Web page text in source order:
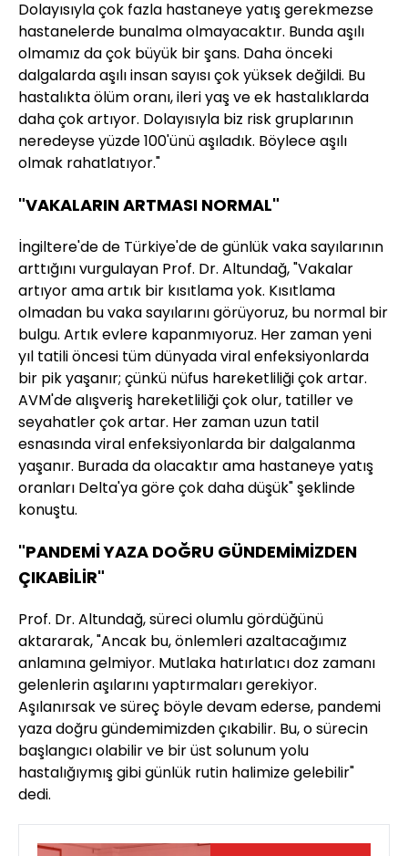
Dolayısıyla çok fazla hastaneye yatış gerekmezse
hastanelerde bunalma olmayacaktır. Bunda aşılı
olmamız da çok büyük bir şans. Daha önceki
dalgalarda aşılı insan sayısı çok yüksek değildi. Bu
hastalıkta ölüm oranı, ileri yaş ve ek hastalıklarda
daha çok artıyor. Dolayısıyla biz risk gruplarının
neredeyse yüzde 100'ünü aşıladık. Böylece aşılı
olmak rahatlatıyor."
"VAKALARIN ARTMASI NORMAL"
İngiltere'de de Türkiye'de de günlük vaka sayılarının
arttığını vurgulayan Prof. Dr. Altundağ, "Vakalar
artıyor ama artık bir kısıtlama yok. Kısıtlama
olmadan bu vaka sayılarını görüyoruz, bu normal bir
bulgu. Artık evlere kapanmıyoruz. Her zaman yeni
yıl tatili öncesi tüm dünyada viral enfeksiyonlarda
bir pik yaşanır; çünkü nüfus hareketliliği çok artar.
AVM'de alışveriş hareketliliği çok olur, tatiller ve
seyahatler çok artar. Her zaman uzun tatil
esnasında viral enfeksiyonlarda bir dalgalanma
yaşanır. Burada da olacaktır ama hastaneye yatış
oranları Delta'ya göre çok daha düşük" şeklinde
konuştu.
"PANDEMİ YAZA DOĞRU GÜNDEMİMİZDEN
ÇIKABİLİR"
Prof. Dr. Altundağ, süreci olumlu gördüğünü
aktararak, "Ancak bu, önlemleri azaltacağımız
anlamına gelmiyor. Mutlaka hatırlatıcı doz zamanı
gelenlerin aşılarını yaptırmaları gerekiyor.
Aşılanırsak ve süreç böyle devam ederse, pandemi
yaza doğru gündemimizden çıkabilir. Bu, o sürecin
başlangıcı olabilir ve bir üst solunum yolu
hastalığıymış gibi günlük rutin halimize gelebilir"
dedi.